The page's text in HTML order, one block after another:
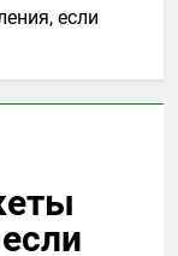
если